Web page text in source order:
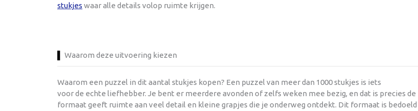
stukjes waar alle details volop ruimte krijgen.
Waarom deze uitvoering kiezen
Waarom een puzzel in dit aantal stukjes kopen? Een puzzel van meer dan 1000 stukjes is iets
voor de echte liefhebber. Je bent er meerdere avonden of zelfs weken mee bezig, en dat is precies
formaat geeft ruimte aan veel detail en kleine grapjes die je onderweg ontdekt. Dit formaat is